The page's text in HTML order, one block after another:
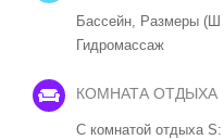
Бассейн, Размеры
Гидромассаж
КОМНАТА ОТДЫХА
С комнатой отдыха